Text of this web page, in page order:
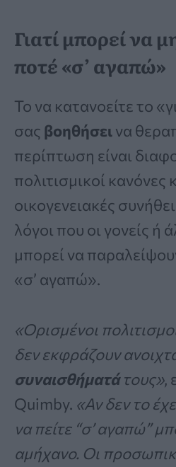
Γιατί μπορεί να
ποτέ «σ’ αγαπώ»
Το να κατανοείτε το
σας βοηθήσεινα
περίπτωση είναι
πολιτισμικοί κανόνες
οικογενειακές
λόγοι που οι γονείς ή
μπορεί να
«σ’ αγαπώ».
«Ορισμένοι
δεν εκφράζουν
συναισθήματάτους»,
Quimby. «Αν δεν το
να πείτε “σ’ αγαπώ”
αμήχανο. Οι